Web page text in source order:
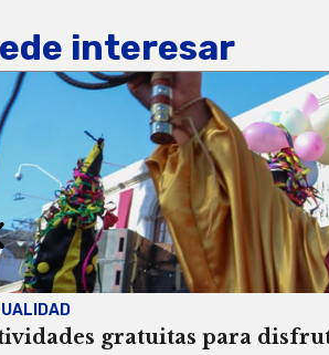
interesar
gratuitas para